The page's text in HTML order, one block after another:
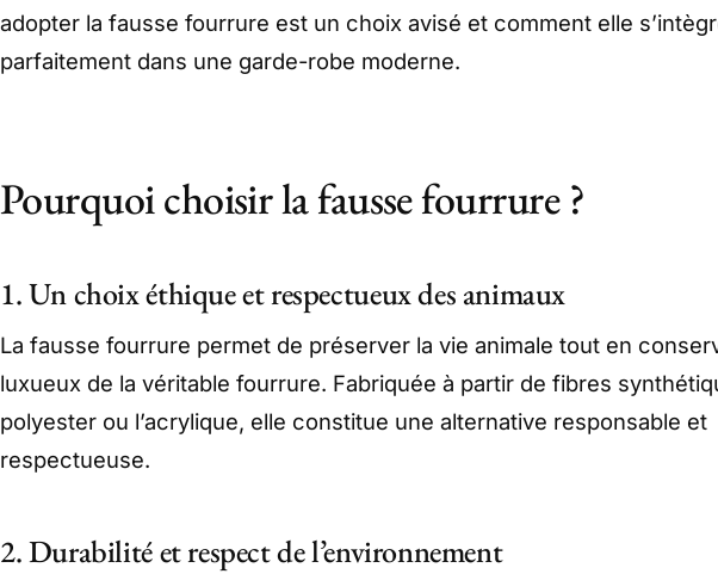
adopter la fausse fourrure est un choix avisé et comment elle
parfaitement dans une garde-robe moderne.
Pourquoi choisir la fausse fourrure ?
1. Un choix éthique et respectueux des animaux
La fausse fourrure permet de préserver la vie animale tout en
luxueux de la véritable fourrure. Fabriquée à partir de fibres
polyester ou l’acrylique, elle constitue une alternative responsable et
respectueuse.
2. Durabilité et respect de l’environnement